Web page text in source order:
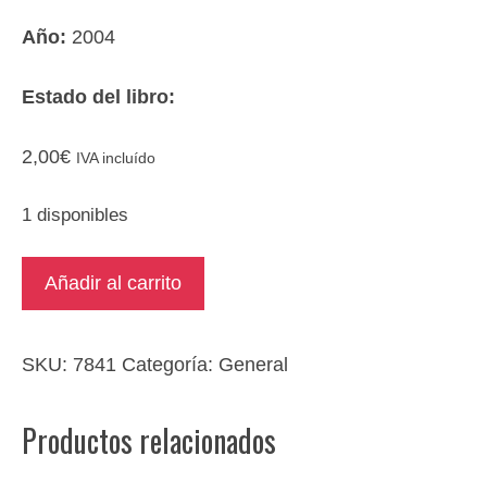
Año: 2004
Estado del libro:
2,00€ IVA incluído
1 disponibles
la
tancada
cantidad
Añadir al carrito
SKU: 7841 Categoría: General
Productos relacionados